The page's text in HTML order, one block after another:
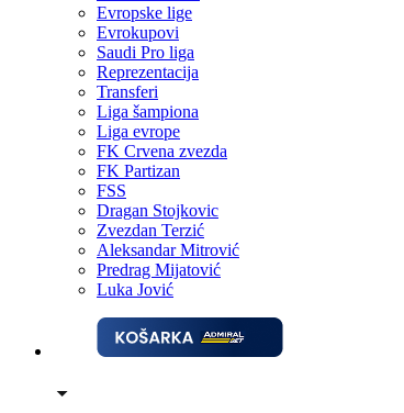
Evropske lige
Evrokupovi
Saudi Pro liga
Reprezentacija
Transferi
Liga šampiona
Liga evrope
FK Crvena zvezda
FK Partizan
FSS
Dragan Stojkovic
Zvezdan Terzić
Aleksandar Mitrović
Predrag Mijatović
Luka Jović